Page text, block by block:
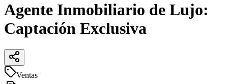
Agente Inmobiliario de Lujo:
Captación Exclusiva
Ventas